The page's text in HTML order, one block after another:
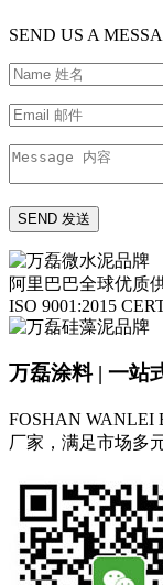
SEND US A
阿里巴巴全球优质
ISO 9001:2015
万磊涂料 | 一站
FOSHAN WANLEI
厂家，满足市场多